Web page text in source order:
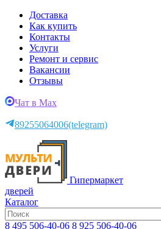
Доставка
Как купить
Контакты
Услуги
Ремонт и сервис
Вакансии
Отзывы
Чат в Max
89255064006(telegram)
Гипермаркет
дверей
Каталог
8 495 506-40-06 8 925 506-40-06